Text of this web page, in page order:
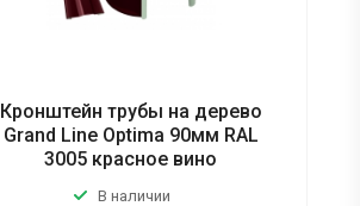
Кронштейн трубы на дерево
Grand Line Optima 90мм RAL
3005 красное вино
В наличии